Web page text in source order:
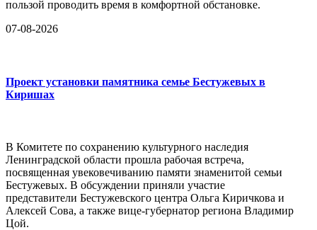
пользой проводить время в комфортной обстановке.
07-08-2026
Проект установки памятника семье Бестужевых в
Киришах
В Комитете по сохранению культурного наследия
Ленинградской области прошла рабочая встреча,
посвященная увековечиванию памяти знаменитой семьи
Бестужевых. В обсуждении приняли участие
представители Бестужевского центра Ольга Киричкова и
Алексей Сова, а также вице-губернатор региона Владимир
Цой.